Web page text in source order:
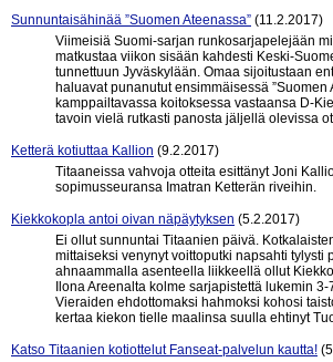
Sunnuntaisähinää ”Suomen Ateenassa” (11.2.2017)
Viimeisiä Suomi-sarjan runkosarjapelejään
matkustaa viikon sisään kahdesti Keski-
tunnettuun Jyväskylään. Omaa sijoitustaan
haluavat punanutut ensimmäisessä ”Suomen
kamppailtavassa koitoksessa vastaansa D-
tavoin vielä rutkasti panosta jäljellä olevissa
Ketterä kotiuttaa Kallion (9.2.2017)
Titaaneissa vahvoja otteita esittänyt Joni
sopimusseuransa Imatran Ketterän riveihin.
Kiekkokopla antoi oivan näpäytyksen (5.2.2017)
Ei ollut sunnuntai Titaanien päivä.
mittaiseksi venynyt voittoputki napsahti tylysti
ahnaammalla asenteella liikkeellä ollut
Ilona Areenalta kolme sarjapistettä lukemin
Vieraiden ehdottomaksi hahmoksi kohosi
kertaa kiekon tielle maalinsa suulla ehtinyt
Katso Titaanien kotiottelut Fanseat-palvelun kautta!